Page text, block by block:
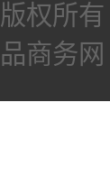
版权所
品商务网